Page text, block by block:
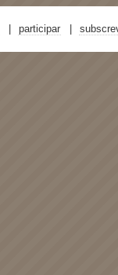
participar